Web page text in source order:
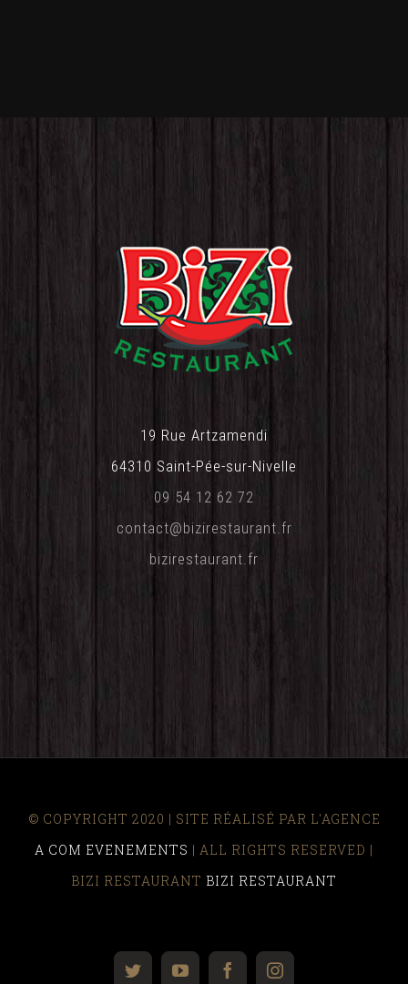
19 Rue Artzamendi
64310 Saint-Pée-sur-Nivelle
09 54 12 62 72‬
contact@bizirestaurant.fr‬
bizirestaurant.fr
© COPYRIGHT 2020 | SITE RÉALISÉ PAR L'AGENCE
A COM EVENEMENTS | ALL RIGHTS RESERVED |
BIZI RESTAURANT BIZI RESTAURANT